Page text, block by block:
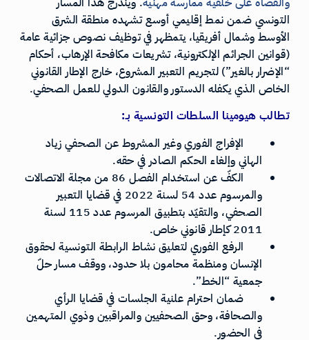
التونسي ضمن نمط إقليمي أوسع تشهده منطقة الشرق
الأوسط وشمال أفريقيا، يتمظهر في توظيف نصوص جزائية عامة
(قوانين الجرائم الإلكترونية، تشريعات مكافحة الإرهاب، أحكام
“الإضرار بالغير”) لتجريم التعبير المشروع، خارج الإطار القانوني
الخاص الذي يكفله الدستور والقانون الدولي للعمل الصحفي.
تطالب هيومينا السلطات التونسية بـ:
الإفراج الفوري وغير المشروط عن الصحفي زياد
الهاني وإلغاء الحكم الصادر في حقه.
الكفّ عن استخدام الفصل 86 من مجلة الاتصالات
والمرسوم عدد 54 لسنة 2022 في قضايا التعبير
الصحفي، والتقيّد بتطبيق المرسوم عدد 115 لسنة
2011 كإطار قانوني خاص.
الرفع الفوري لتعليق نشاط الرابطة التونسية لحقوق
الإنسان ومنظمة محامون بلا حدود، ووقف مسار حلّ
جمعية “الخط”.
ضمان احترام علنية الجلسات في قضايا الرأي
والصحافة، وحق الصحفيين والمراقبين وذوي المتهمين
في الحضور.